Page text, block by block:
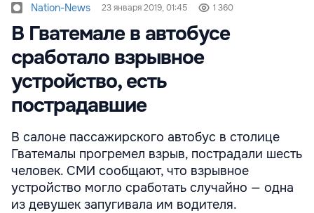
Nation-News 23 января 2019, 01:45 1 360
В Гватемале в автобусе
сработало взрывное
устройство, есть
пострадавшие
В салоне пассажирского автобус в столице
Гватемалы прогремел взрыв, пострадали шесть
человек. СМИ сообщают, что взрывное
устройство могло сработать случайно — одна
из девушек запугивала им водителя.